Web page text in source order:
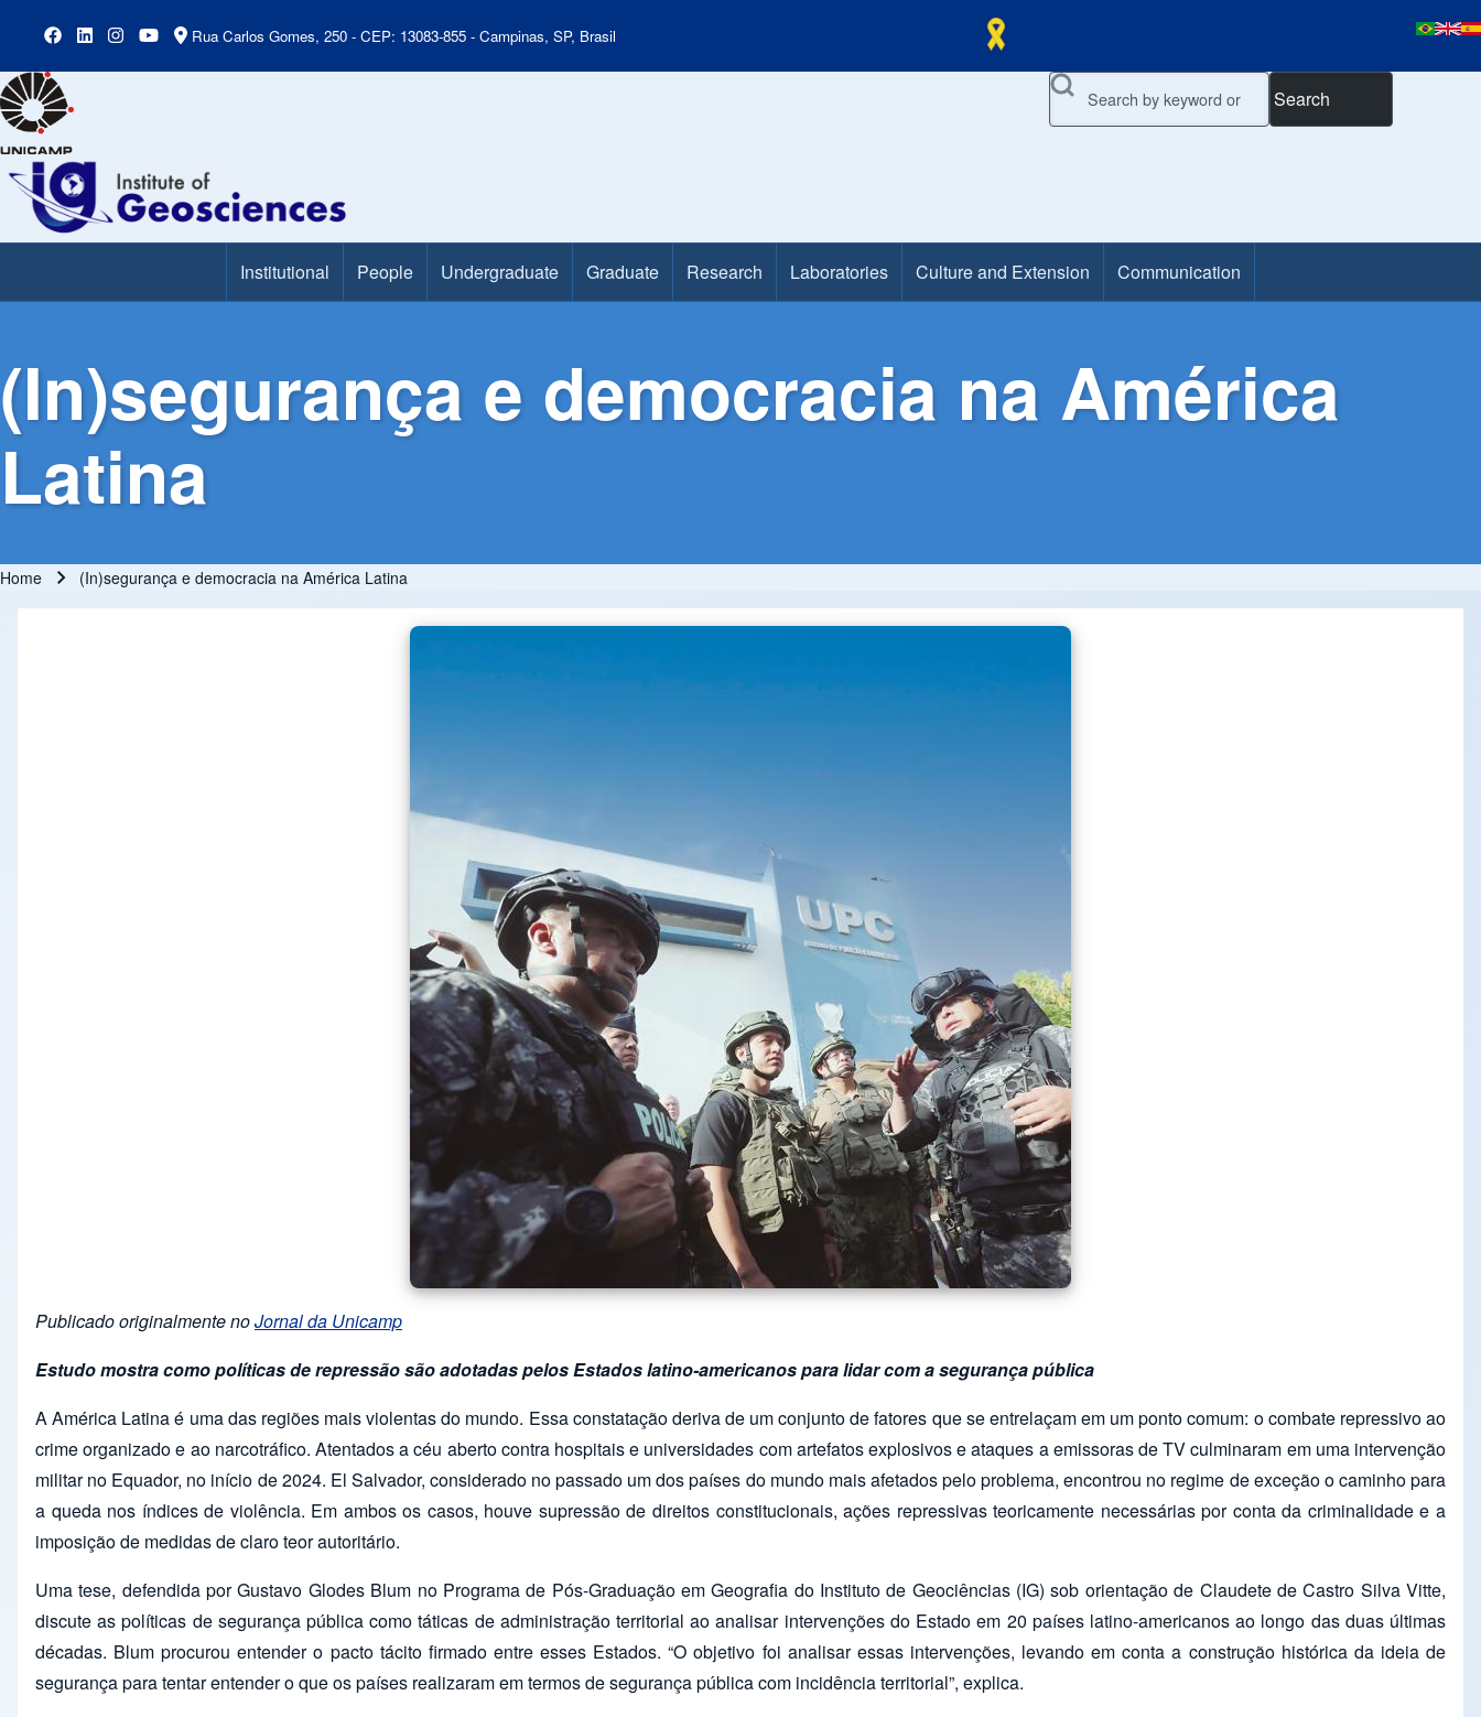
Rua Carlos Gomes, 250 - CEP: 13083-855 - Campinas, SP, Brasil
Search
Main Menu Institutional People Undergraduate Graduate Research Laboratories Culture and Extension Communication
(In)segurança e democracia na América
Latina
Breadcrumb
Home (In)segurança e democracia na América Latina
Publicado originalmente noJornal da Unicamp
Estudo mostra como políticas de repressão são adotadas pelos Estados latino-americanos para lidar com a segurança pública
A América Latina é uma das regiões mais violentas do mundo. Essa constatação deriva de um conjunto de fatores que se entrelaçam em um ponto comum: o combate repressivo ao
crime organizado e ao narcotráfico. Atentados a céu aberto contra hospitais e universidades com artefatos explosivos e ataques a emissoras de TV culminaram em uma intervenção
militar no Equador, no início de 2024. El Salvador, considerado no passado um dos países do mundo mais afetados pelo problema, encontrou no regime de exceção o caminho para
a queda nos índices de violência. Em ambos os casos, houve supressão de direitos constitucionais, ações repressivas teoricamente necessárias por conta da criminalidade e a
imposição de medidas de claro teor autoritário.
Uma tese, defendida por Gustavo Glodes Blum no Programa de Pós-Graduação em Geografia do Instituto de Geociências (IG) sob orientação de Claudete de Castro Silva Vitte,
discute as políticas de segurança pública como táticas de administração territorial ao analisar intervenções do Estado em 20 países latino-americanos ao longo das duas últimas
décadas. Blum procurou entender o pacto tácito firmado entre esses Estados. “O objetivo foi analisar essas intervenções, levando em conta a construção histórica da ideia de
segurança para tentar entender o que os países realizaram em termos de segurança pública com incidência territorial”, explica.